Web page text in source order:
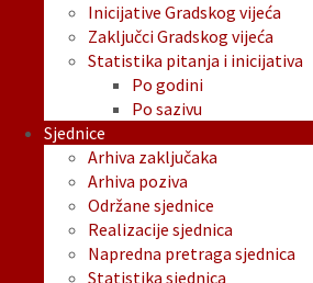
Inicijative Gradskog vijeća
Zaključci Gradskog vijeća
Statistika pitanja i inicijativa
Po godini
Po sazivu
Sjednice
Arhiva zaključaka
Arhiva poziva
Održane sjednice
Realizacije sjednica
Napredna pretraga sjednica
Statistika sjednica